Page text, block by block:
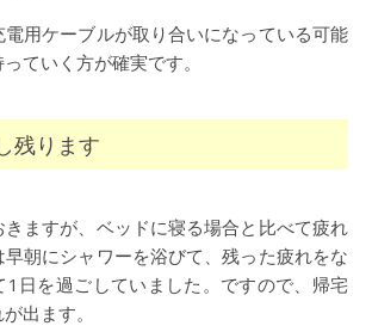
電用ケーブルが取り合いになっている可能
ていく方が確実です。
残ります
ますが、ベッドに寝る場合と比べて疲れ
朝にシャワーを浴びて、残った疲れをな
1日を過ごしていました。ですので、帰宅
出ます。